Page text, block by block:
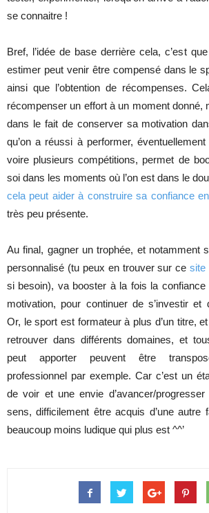
se connaitre !
Bref, l’idée de base derrière cela, c’est
estimer peut venir être compensé dans le
ainsi que l’obtention de récompenses.
récompenser un effort à un moment donné,
dans le fait de conserver sa motivation
qu’on a réussi à performer,
voire plusieurs compétitions, permet de
soi dans les moments où l’on est dans le
cela peut aider à construire sa confiance
très peu présente.
Au final, gagner un trophée, et notamment
personnalisé (tu peux en trouver sur cesite
si besoin), va booster à la fois la
motivation, pour continuer de s’investir et
Or, le sport est formateur à plus d’un titre,
retrouver dans différents domaines, et
peut apporter peuvent être
professionnel par exemple. Car c’est un
de voir et une envie d’avancer/
sens, difficilement être acquis d’une autre
beaucoup moins ludique qui plus est ^^’